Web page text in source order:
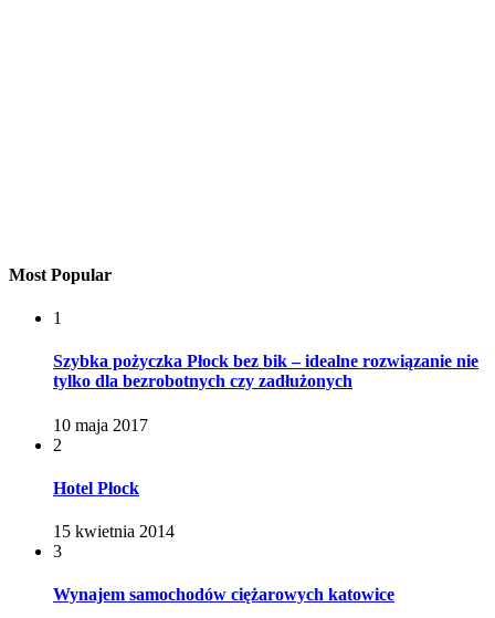
Most Popular
1
Szybka pożyczka Płock bez bik – idealne rozwiązanie nie
tylko dla bezrobotnych czy zadłużonych
10 maja 2017
2
Hotel Płock
15 kwietnia 2014
3
Wynajem samochodów ciężarowych katowice